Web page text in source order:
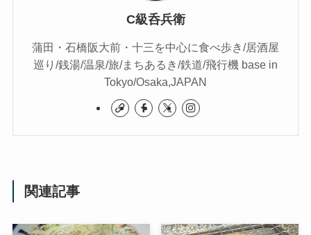
C級呑兵衛
蒲田・石橋阪大前・十三を中心に食べ歩き/居酒屋
巡り/銭湯/温泉/旅/まちあるき/鉄道/飛行機 base in
Tokyo/Osaka,JAPAN
関連記事